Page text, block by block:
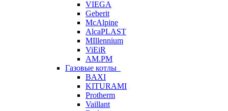
VIEGA
Geberit
McAlpine
AlcaPLAST
MIllennium
ViEiR
AM.PM
Газовые котлы
BAXI
KITURAMI
Protherm
Vaillant